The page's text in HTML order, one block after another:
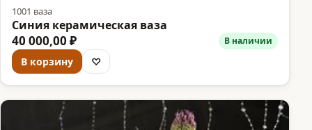
1001 ваза
Синия керамическая ваза
40 000,00 ₽ В наличии
В корзину ♡